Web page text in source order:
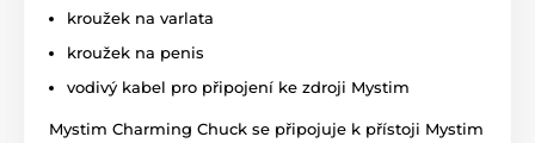
kroužek na varlata
kroužek na penis
vodivý kabel pro připojení ke zdroji Mystim
Mystim Charming Chuck se připojuje k přístoji Mystim